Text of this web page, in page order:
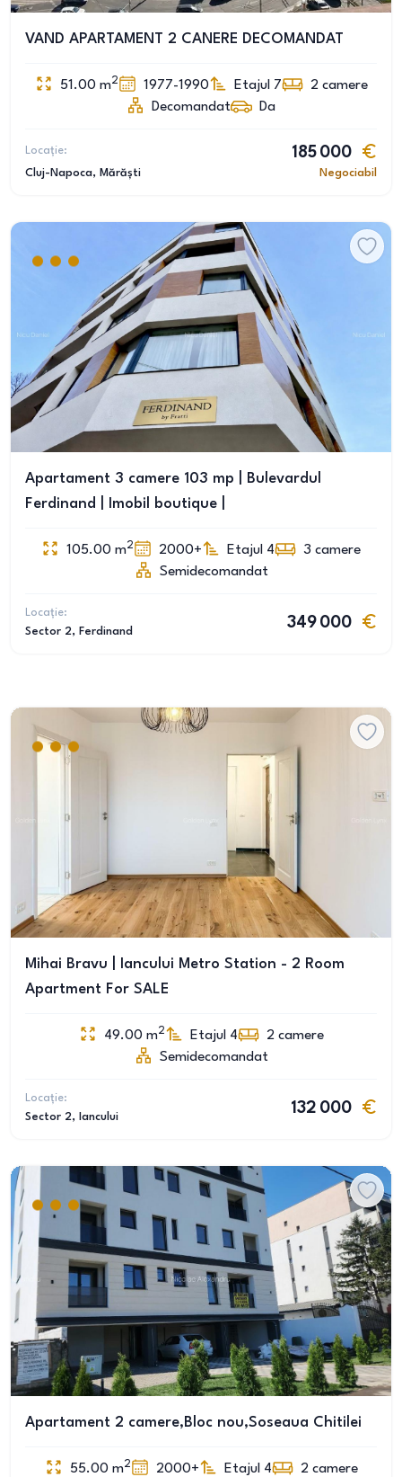
VAND APARTAMENT 2 CANERE DECOMANDAT
51.00 m2 1977-1990 Etajul 7 2 camere
Decomandat
Da
Locație:
Cluj-Napoca, Mărăști
185 000
Negociabil
Apartament 3 camere 103 mp | Bulevardul
Ferdinand | Imobil boutique |
105.00 m2 2000+ Etajul 4 3 camere
Semidecomandat
Locație:
Sector 2, Ferdinand
349 000
Mihai Bravu | Iancului Metro Station - 2 Room
Apartment For SALE
49.00 m2 Etajul 4 2 camere
Semidecomandat
Locație:
Sector 2, Iancului
132 000
Apartament 2 camere,Bloc nou,Soseaua Chitilei
55.00 m2 2000+ Etajul 4 2 camere